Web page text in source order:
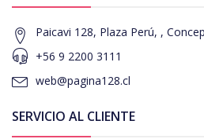
Paicavi 128, Plaza Perú, ,
+56 9 2200 3111
web@pagina128.cl
SERVICIO AL CLIENTE